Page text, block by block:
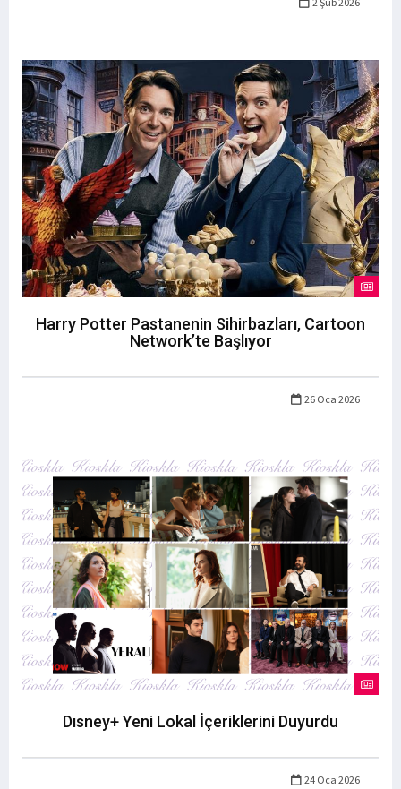
Harry Potter Pastanenin Sihirbazları, Cartoon
Network’te Başlıyor
26 Oca 2026
Dısney+ Yeni Lokal İçeriklerini Duyurdu
24 Oca 2026